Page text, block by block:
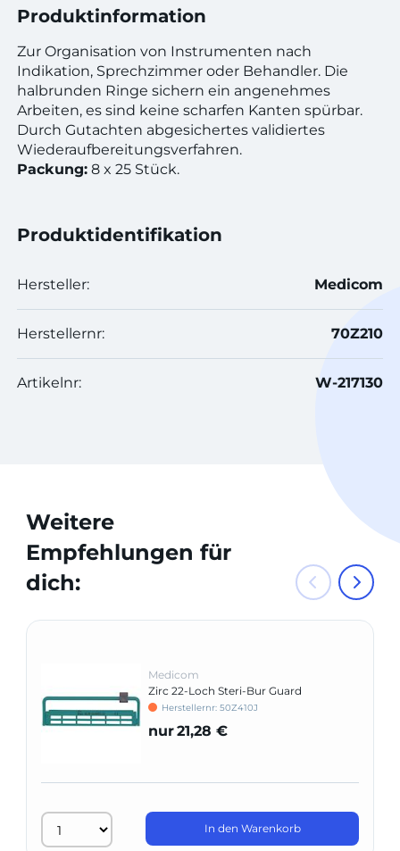
Produktinformation
Zur Organisation von Instrumenten nach
Indikation, Sprechzimmer oder Behandler. Die
halbrunden Ringe sichern ein angenehmes
Arbeiten, es sind keine scharfen Kanten spürbar.
Durch Gutachten abgesichertes validiertes
Wiederaufbereitungsverfahren.
Packung: 8 x 25 Stück.
Produktidentifikation
Hersteller: Medicom
Herstellernr: 70Z210
Artikelnr: W-217130
Weitere
Empfehlungen für
dich:
Medicom
Zirc 22-Loch Steri-Bur Guard
Herstellernr: 50Z410J
nur21,28 €
In den Warenkorb